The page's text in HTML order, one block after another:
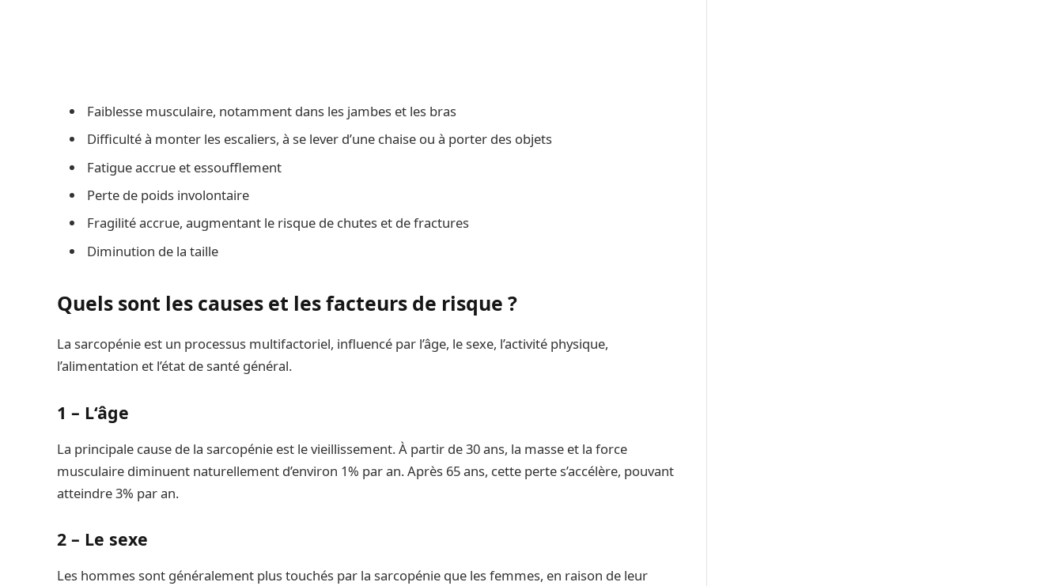
Faiblesse musculaire, notamment dans les jambes et les bras
Difficulté à monter les escaliers, à se lever d’une chaise ou à porter des objets
Fatigue accrue et essoufflement
Perte de poids involontaire
Fragilité accrue, augmentant le risque de chutes et de fractures
Diminution de la taille
Quels sont les causes et les facteurs de risque ?
La sarcopénie est un processus multifactoriel, influencé par l’âge, le sexe, l’activité physique,
l’alimentation et l’état de santé général.
1 – L‘âge
La principale cause de la sarcopénie est le vieillissement. À partir de 30 ans, la masse et la force
musculaire diminuent naturellement d’environ 1% par an. Après 65 ans, cette perte s’accélère, pouvant
atteindre 3% par an.
2 – Le sexe
Les hommes sont généralement plus touchés par la sarcopénie que les femmes, en raison de leur